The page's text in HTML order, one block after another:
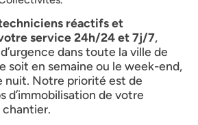
réactifs et
service 24h/24 et 7j/7,
dans toute la ville de
soit en semaine ou le week-end,
nuit. Notre priorité est de
d’immobilisation de votre